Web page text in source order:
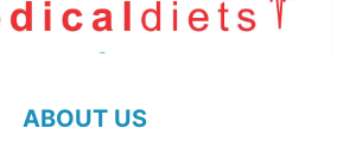
ABOUT US